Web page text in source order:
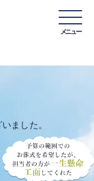
メニュー
ました。